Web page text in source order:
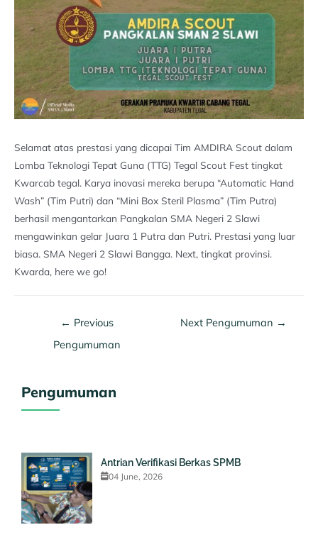
Selamat atas prestasi yang dicapai Tim AMDIRA Scout dalam
Lomba Teknologi Tepat Guna (TTG) Tegal Scout Fest tingkat
Kwarcab tegal. Karya inovasi mereka berupa “Automatic Hand
Wash” (Tim Putri) dan “Mini Box Steril Plasma” (Tim Putra)
berhasil mengantarkan Pangkalan SMA Negeri 2 Slawi
mengawinkan gelar Juara 1 Putra dan Putri. Prestasi yang luar
biasa. SMA Negeri 2 Slawi Bangga. Next, tingkat provinsi.
Kwarda, here we go!
← Previous
Pengumuman
Next Pengumuman →
Pengumuman
Antrian Verifikasi Berkas SPMB
04 June, 2026